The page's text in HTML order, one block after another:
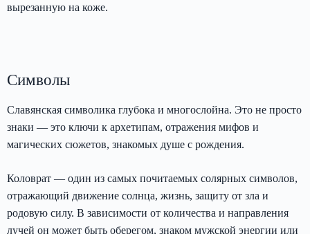
вырезанную на коже.
Символы
Славянская символика глубока и многослойна. Это не просто
знаки — это ключи к архетипам, отражения мифов и
магических сюжетов, знакомых душе с рождения.
Коловрат — один из самых почитаемых солярных символов,
отражающий движение солнца, жизнь, защиту от зла и
родовую силу. В зависимости от количества и направления
лучей он может быть оберегом, знаком мужской энергии или